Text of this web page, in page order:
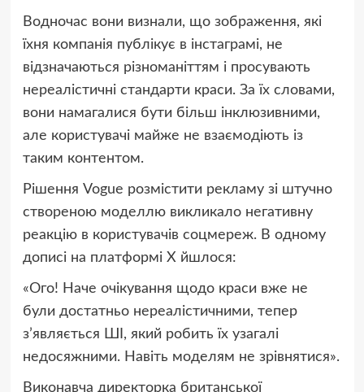
Водночас вони визнали, що зображення, які
їхня компанія публікує в інстаграмі, не
відзначаються різноманіттям і просувають
нереалістичні стандарти краси. За їх словами,
вони намагалися бути більш інклюзивними,
але користувачі майже не взаємодіють із
таким контентом.
Рішення Vogue розмістити рекламу зі штучно
створеною моделлю викликало негативну
реакцію в користувачів соцмереж. В одному
дописі на платформі X йшлося:
«Ого! Наче очікування щодо краси вже не
були достатньо нереалістичними, тепер
з’являється ШІ, який робить їх узагалі
недосяжними. Навіть моделям не зрівнятися».
Виконавча директорка британської